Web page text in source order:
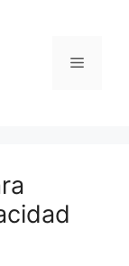
Menú